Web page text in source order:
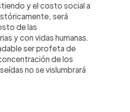
y el costo social a
será
de las
y con vidas humanas.
ser profeta de
de los
no se vislumbrará